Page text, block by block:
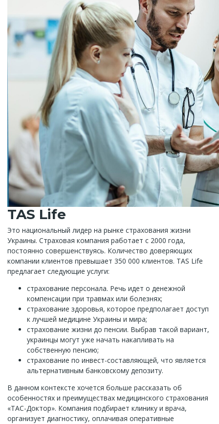
TAS Life
Это национальный лидер на рынке страхования жизни
Украины. Страховая компания работает с 2000 года,
постоянно совершенствуясь. Количество доверяющих
компании клиентов превышает 350 000 клиентов. TAS Life
предлагает следующие услуги:
страхование персонала. Речь идет о денежной
компенсации при травмах или болезнях;
страхование здоровья, которое предполагает доступ
к лучшей медицине Украины и мира;
страхование жизни до пенсии. Выбрав такой вариант,
украинцы могут уже начать накапливать на
собственную пенсию;
страхование по инвест-составляющей, что является
альтернативным банковскому депозиту.
В данном контексте хочется больше рассказать об
особенностях и преимуществах медицинского страхования
«ТАС-Доктор». Компания подбирает клинику и врача,
организует диагностику, оплачивая оперативные